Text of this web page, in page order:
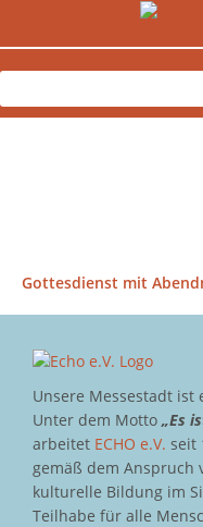
Gottesdienst mit
Unsere Messestadt ist
Unter dem Motto „Es
arbeitet ECHO e.V. seit
gemäß dem
kulturelle Bildung im
Teilhabe für alle